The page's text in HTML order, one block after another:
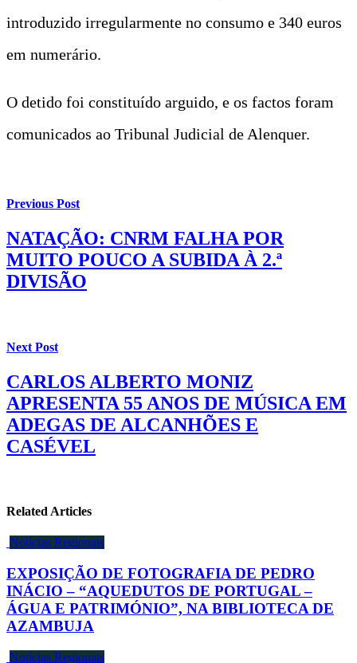
introduzido irregularmente no consumo e 340 euros
em numerário.
O detido foi constituído arguido, e os factos foram
comunicados ao Tribunal Judicial de Alenquer.
Previous Post
NATAÇÃO: CNRM FALHA POR
MUITO POUCO A SUBIDA À 2.ª
DIVISÃO
Next Post
CARLOS ALBERTO MONIZ
APRESENTA 55 ANOS DE MÚSICA EM
ADEGAS DE ALCANHÕES E
CASÉVEL
Related Articles
Notícias Regionais
EXPOSIÇÃO DE FOTOGRAFIA DE PEDRO
INÁCIO – “AQUEDUTOS DE PORTUGAL –
ÁGUA E PATRIMÓNIO”, NA BIBLIOTECA DE
AZAMBUJA
Notícias Regionais